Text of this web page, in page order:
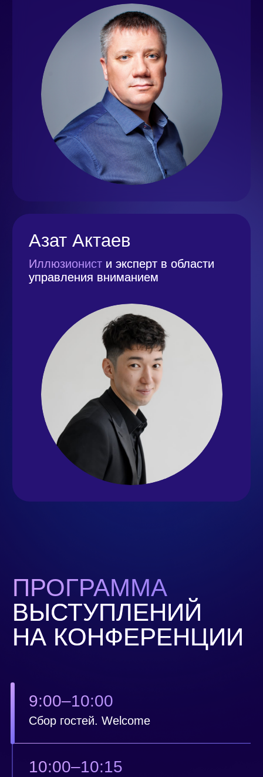
18:00–23:00
15:15–16:15
16:20–16:40
Марат Батыркаев, генеральный
директор CCL
«Время высокой
волатильности – что это для нашего
бизнеса?» Скачать презентацию
Кофе-брейк
Алексей Киселев, руководитель отдела
по работе с клиентами среднего и малого
бизнеса Kaspersky«Спонсирование
киберпреступности вместо инвестиций
в собственную информационную
Азат Актаев, иллюзионист и эксперт
в области управления вниманием
Управление вниманием»
МЕСТО
ПРОВЕДЕНИЯ —
Г. МОСКВА, ОТЕЛЬ
«МЕТРОПОЛЬ»,
ТЕАТРАЛЬНЫЙ ПР-Д,